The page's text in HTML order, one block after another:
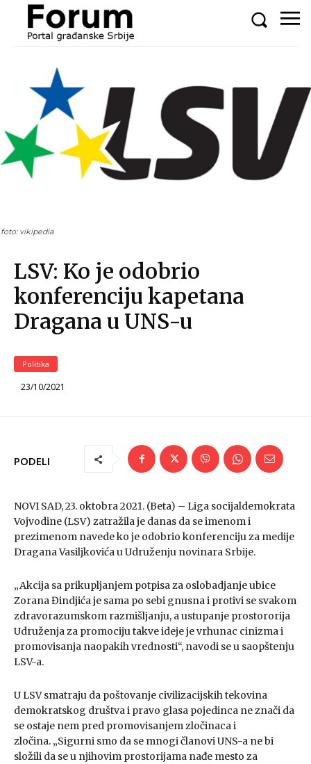
LSV: Ko je odobrio
konferenciju kapetana
Dragana u UNS-u
Politika
23/10/2021
foto: vikipedia
PODELI
NOVI SAD, 23. oktobra 2021. (Beta) – Liga socijaldemokrata
Vojvodine (LSV) zatražila je danas da se imenom i
prezimenom navede ko je odobrio konferenciju za medije
Dragana Vasiljkovića u Udruženju novinara Srbije.
„Akcija sa prikupljanjem potpisa za oslobadjanje ubice
Zorana Đindjića je sama po sebi gnusna i protivi se svakom
zdravorazumskom razmišljanju, a ustupanje prostororija
Udruženja za promociju takve ideje je vrhunac cinizma i
promovisanja naopakih vrednosti“, navodi se u saopštenju
LSV-a.
U LSV smatraju da poštovanje civilizacijskih tekovina
demokratskog društva i pravo glasa pojedinca ne znači da
se ostaje nem pred promovisanjem zločinaca i
zločina. „Sigurni smo da se mnogi članovi UNS-a ne bi
složili da se u njihovim prostorijama nađe mesto za